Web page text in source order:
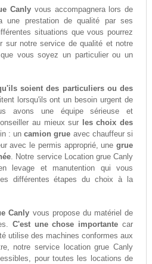
Canly vous accompagnera lors de
une prestation de qualité par ses
situations que vous pourrez
sur notre service de qualité et notre
vous soyez un particulier ou un
soient des particuliers ou des
lorsqu'ils ont un besoin urgent de
avons une équipe sérieuse et
au mieux sur
les choix des
: uncamion grue avec chauffeur si
avec le permis approprié, unegrue
. Notre service Location grue Canly
levage et manutention qui vous
différentes étapes du choix à la
Canly vous propose du matériel de
C'est une chose importante car
utilise des machines conformes aux
notre service location grue Canly
pour toutes les locations de